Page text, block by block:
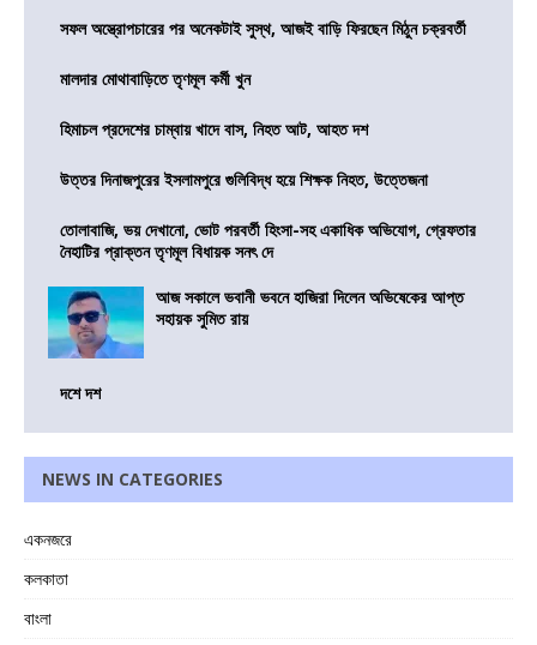
সফল অস্ত্রোপচারের পর অনেকটাই সুস্থ, আজই বাড়ি ফিরছেন মিঠুন চক্রবর্তী
মালদার মোথাবাড়িতে তৃণমূল কর্মী খুন
হিমাচল প্রদেশের চাম্বায় খাদে বাস, নিহত আট, আহত দশ
উত্তর দিনাজপুরের ইসলামপুরে গুলিবিদ্ধ হয়ে শিক্ষক নিহত, উত্তেজনা
তোলাবাজি, ভয় দেখানো, ভোট পরবর্তী হিংসা-সহ একাধিক অভিযোগ, গ্রেফতার
নৈহাটির প্রাক্তন তৃণমূল বিধায়ক সনৎ দে
আজ সকালে ভবানী ভবনে হাজিরা দিলেন অভিষেকের আপ্ত
সহায়ক সুমিত রায়
দশে দশ
NEWS IN CATEGORIES
একনজরে
কলকাতা
বাংলা